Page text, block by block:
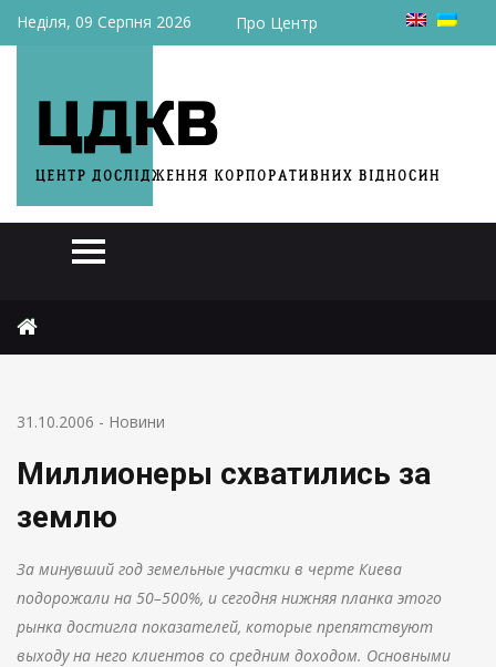
Неділя, 09 Серпня 2026 Про Центр
31.10.2006 - Новини
Миллионеры схватились за
землю
За минувший год земельные участки в черте Киева
подорожали на 50–500%, и сегодня нижняя планка этого
рынка достигла показателей, которые препятствуют
выходу на него клиентов со средним доходом. Основными